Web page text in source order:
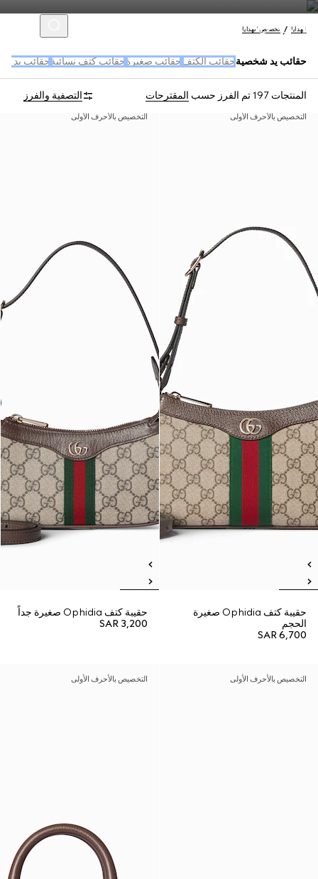
الهدايا تخصيص الهدايا
حقائب يد شخصية حقائب الكتف حقائب صغيرة حقائب كتف نسائية حقائب يد
المنتجات 197 تم الفرز حسب المقترحات التصفية والفرز
التخصيص بالأحرف الأولى
حقيبة كتف Ophidia صغيرة
الحجم
SAR 6,700
التخصيص بالأحرف الأولى
حقيبة كتف Ophidia صغيرة جداً
SAR 3,200
التخصيص بالأحرف الأولى التخصيص بالأحرف الأولى